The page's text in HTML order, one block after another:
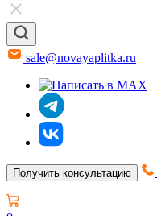
sale@novayaplitka.ru
Получить консультацию